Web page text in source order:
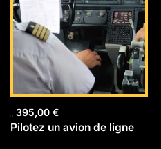
395,00 €
Pilotez un avion de ligne